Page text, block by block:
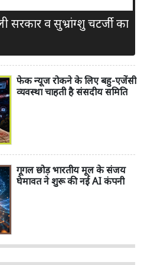
सरकार व सुभ्रांग्शु चटर्जी का
फेक न्यूज रोकने के लिए बहु-एजेंसी
व्यवस्था चाहती है संसदीय समिति
गूगल छोड़ भारतीय मूल के संजय
घेमावत ने शुरू की नई AI कंपनी